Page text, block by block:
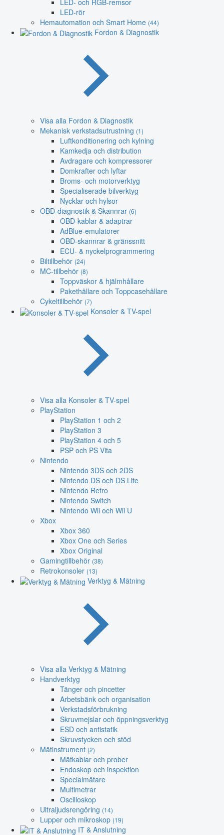
LED-rör
Hemautomation och Smart Home (44)
Fordon & Diagnostik
Visa alla Fordon & Diagnostik
Mekanisk verkstadsutrustning (1)
Luftkonditionering och kylning
Kamkedja och distribution
Avdragare och kompressorer
Domkrafter och lyftar
Broms- och motorverktyg
Specialiserade bilverktyg
Nycklar och hylsor
OBD-diagnostik & Skannrar (6)
OBD-kablar & adaptrar
AdBlue-emulatorer
OBD-skannrar & gränssnitt
ECU- & nyckelprogrammering
Biltillbehör (24)
MC-tillbehör (8)
Toppväskor & hjälmhållare
Pakethållare och Toppcasehållare
Cykeltillbehör (7)
Konsoler & TV-spel
Visa alla Konsoler & TV-spel
PlayStation
PlayStation 1 och 2
PlayStation 3
PlayStation 4 och 5
PSP och PS Vita
Nintendo
Nintendo 3DS och 2DS
Nintendo DS och DS Lite
Nintendo Retro
Nintendo Switch
Nintendo Wii och Wii U
Xbox
Xbox 360
Xbox One och Series
Xbox Original
Gamingtillbehör (38)
Retrokonsoler (13)
Verktyg & Mätning
Visa alla Verktyg & Mätning
Handverktyg
Tänger och pincetter
Arbetsbänk och organisation
Verkstadsförbrukning
Skruvmejslar och öppningsverktyg
ESD och antistatik
Skruvstycken och stöd
Mätinstrument (2)
Mätkablar och prober
Endoskop och inspektion
Specialmätare
Multimetrar
Oscilloskop
Ultraljudsrengöring (14)
Lupper och mikroskop (19)
IT & Anslutning